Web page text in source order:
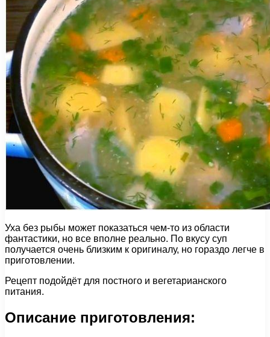
Уха без рыбы может показаться чем-то из области
фантастики, но все вполне реально. По вкусу суп
получается очень близким к оригиналу, но гораздо легче в
приготовлении.
Рецепт подойдёт для постного и вегетарианского
питания.
Описание приготовления: